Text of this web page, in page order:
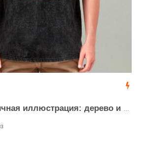
дерево и винтажный автомобиль